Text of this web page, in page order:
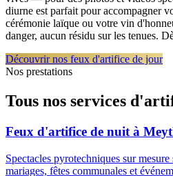
diurne est parfait pour accompagner
cérémonie laïque ou votre vin
danger, aucun résidu sur les tenues.
Découvrir nos feux d'artifice de jour
Nos prestations
Tous nos services
Feux d'artifice de nuit à
Spectacles pyrotechniques sur
mariages, fêtes communales et